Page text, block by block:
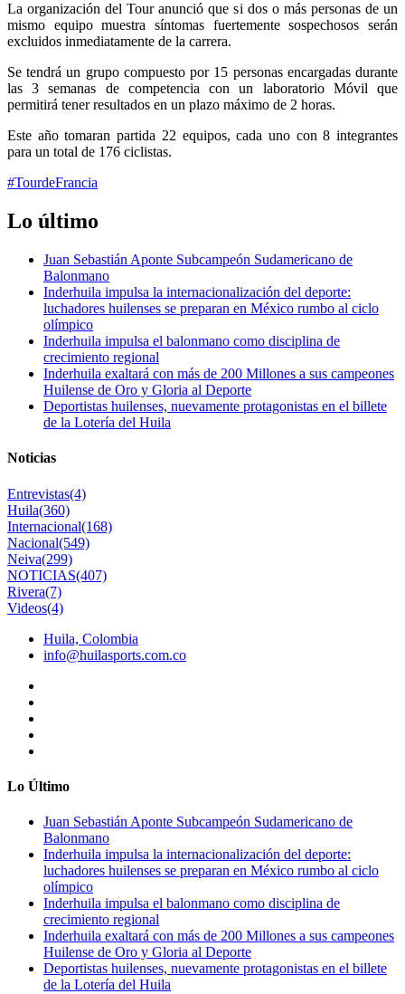
La organización del Tour anunció que si dos o más personas de un
mismo equipo muestra síntomas fuertemente sospechosos serán
excluidos inmediatamente de la carrera.
Se tendrá un grupo compuesto por 15 personas encargadas durante
las 3 semanas de competencia con un laboratorio Móvil que
permitirá tener resultados en un plazo máximo de 2 horas.
Este año tomaran partida 22 equipos, cada uno con 8 integrantes
para un total de 176 ciclistas.
#TourdeFrancia
Lo último
Juan Sebastián Aponte Subcampeón Sudamericano de
Balonmano
Inderhuila impulsa la internacionalización del deporte:
luchadores huilenses se preparan en México rumbo al ciclo
olímpico
Inderhuila impulsa el balonmano como disciplina de
crecimiento regional
Inderhuila exaltará con más de 200 Millones a sus campeones
Huilense de Oro y Gloria al Deporte
Deportistas huilenses, nuevamente protagonistas en el billete
de la Lotería del Huila
Noticias
Entrevistas(4)
Huila(360)
Internacional(168)
Nacional(549)
Neiva(299)
NOTICIAS(407)
Rivera(7)
Videos(4)
Huila, Colombia
info@huilasports.com.co
Lo Último
Juan Sebastián Aponte Subcampeón Sudamericano de
Balonmano
Inderhuila impulsa la internacionalización del deporte:
luchadores huilenses se preparan en México rumbo al ciclo
olímpico
Inderhuila impulsa el balonmano como disciplina de
crecimiento regional
Inderhuila exaltará con más de 200 Millones a sus campeones
Huilense de Oro y Gloria al Deporte
Deportistas huilenses, nuevamente protagonistas en el billete
de la Lotería del Huila